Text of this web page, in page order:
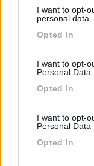
not limited to your
use your data for
I want to opt-
personal data.
Opted In
I want to opt-
Personal Data.
Opted In
I want to opt-
Personal Data
Opted In
comoda,
Accessibilità
8.1